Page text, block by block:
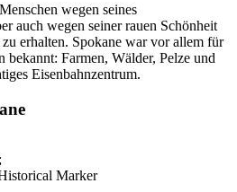
wegen seines
auch wegen seiner rauen Schönheit
erhalten. Spokane war vor allem für
bekannt: Farmen, Wälder, Pelze und
Eisenbahnzentrum.
Marker